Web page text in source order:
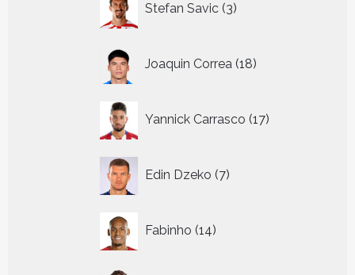
Stefan Savic 3
producten
Joaquin Correa 18
producten
Yannick Carrasco 17
producten
Edin Dzeko 7
producten
Fabinho 14
producten